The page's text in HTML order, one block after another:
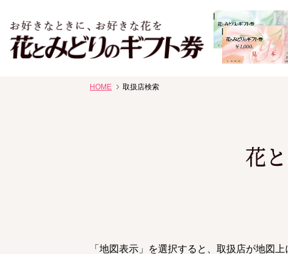
花、線香贈答におすすめのギフト
HOME 取扱店検索
花
「地図表示」を選択すると、取扱店が地図上